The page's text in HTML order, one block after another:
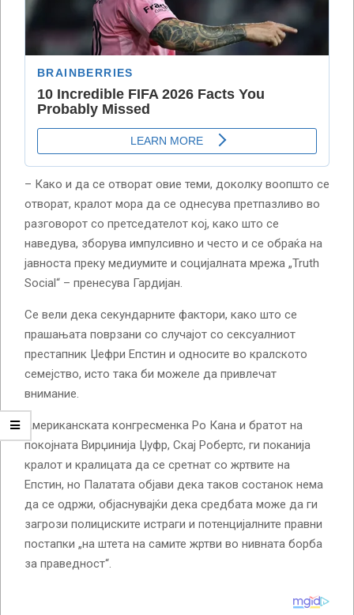
– Како и да се отворат овие теми, доколку воопшто се
отворат, кралот мора да се однесува претпазливо во
разговорот со претседателот кој, како што се
наведува, зборува импулсивно и често и се обраќа на
јавноста преку медиумите и социјалната мрежа „Truth
Social“ – пренесува Гардијан.
Се вели дека секундарните фактори, како што се
прашањата поврзани со случајот со сексуалниот
престапник Џефри Епстин и односите во кралското
семејство, исто така би можеле да привлечат
внимание.
Американската конгресменка Ро Кана и братот на
покојната Вирџинија Џуфр, Скај Робертс, ги поканија
кралот и кралицата да се сретнат со жртвите на
Епстин, но Палатата објави дека таков состанок нема
да се одржи, објаснувајќи дека средбата може да ги
загрози полициските истраги и потенцијалните правни
постапки „на штета на самите жртви во нивната борба
за праведност“.